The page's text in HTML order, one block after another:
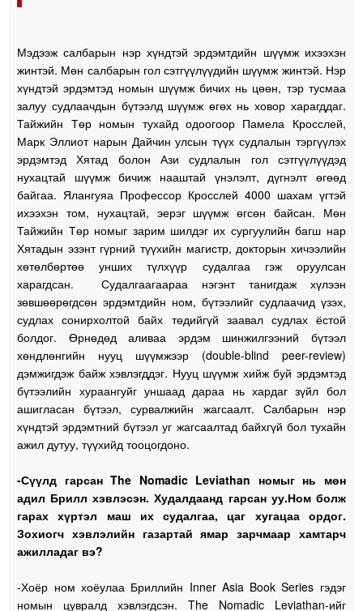
Мэдээж салбарын нэр хүндтэй эрдэмтдийн шүүмж ихээхэн
жинтэй. Мөн салбарын гол сэтгүүлүүдийн шүүмж жинтэй. Нэр
хүндтэй эрдэмтэд номын шүүмж бичих нь цөөн, тэр тусмаа
залуу судлаачдын бүтээлд шүүмж өгөх нь ховор харагддаг.
Тайжийн Төр номын тухайд одоогоор Памела Кросслей,
Марк Эллиот нарын Дайчин улсын түүх судлалын тэргүүлэх
эрдэмтэд Хятад болон Ази судлалын гол сэтгүүлүүдэд
нухацтай шүүмж бичиж нааштай үнэлэлт, дүгнэлт өгөөд
байгаа. Ялангуяа Профессор Кросслей 4000 шахам үгтэй
ихээхэн том, нухацтай, эерэг шүүмж өгсөн байсан. Мөн
Тайжийн Төр номыг зарим шилдэг их сургуулийн багш нар
Хятадын эзэнт гүрний түүхийн магистр, докторын хичээлийн
хөтөлбөртөө унших түлхүүр судалгаа гэж оруулсан
харагдсан. Судалгаагаараа нэгэнт танигдаж хүлээн
зөвшөөрөгдсөн эрдэмтдийн ном, бүтээлийг судлаачид үзэх,
судлах сонирхолтой байх төдийгүй заавал судлах ёстой
болдог. Өрнөдөд аливаа эрдэм шинжилгээний бүтээл
хөндлөнгийн нууц шүүмжээр (double-blind peer-review)
дэмжигдэж байж хэвлэгддэг. Нууц шүүмж хийж буй эрдэмтэд
бүтээлийн хураангуйг уншаад дараа нь хардаг зүйл бол
ашигласан бүтээл, сурвалжийн жагсаалт. Салбарын нэр
хүндтэй эрдэмтний бүтээл уг жагсаалтад байхгүй бол тухайн
ажил дутуу, түүхийд тооцогдоно.
-Сүүлд гарсан The Nomadic Leviathan номыг нь мөн
адил Брилл хэвлэсэн. Худалдаанд гарсан уу.Ном болж
гарах хүртэл маш их судалгаа, цаг хугацаа ордог.
Зохиогч хэвлэлийн газартай ямар зарчмаар хамтарч
ажилладаг вэ?
-Хоёр ном хоёулаа Бриллийн Inner Asia Book Series гэдэг
номын цувралд хэвлэгдсэн. The Nomadic Leviathan-ийг